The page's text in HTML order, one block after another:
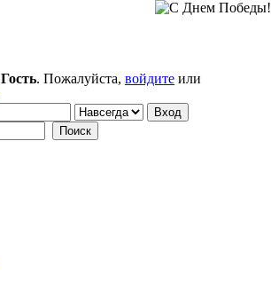
Гость. Пожалуйста, войдите или